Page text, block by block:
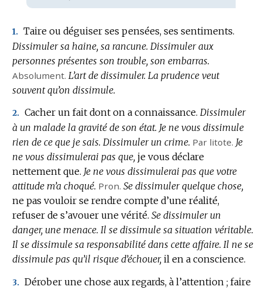
1. Taire ou déguiser ses pensées, ses sentiments.
Dissimuler sa haine, sa rancune. Dissimuler aux
personnes présentes son trouble, son embarras.
Absolument. L’art de dissimuler. La prudence veut
souvent qu’on dissimule.
2. Cacher un fait dont on a connaissance. Dissimuler
à un malade la gravité de son état. Je ne vous dissimule
rien de ce que je sais. Dissimuler un crime. Par litote. Je
ne vous dissimulerai pas que, je vous déclare
nettement que. Je ne vous dissimulerai pas que votre
attitude m’a choqué. Pron. Se dissimuler quelque chose,
ne pas vouloir se rendre compte d’une réalité,
refuser de s’avouer une vérité. Se dissimuler un
danger, une menace. Il se dissimule sa situation véritable.
Il se dissimule sa responsabilité dans cette affaire. Il ne se
dissimule pas qu’il risque d’échouer, il en a conscience.
3. Dérober une chose aux regards, à l’attention ; faire